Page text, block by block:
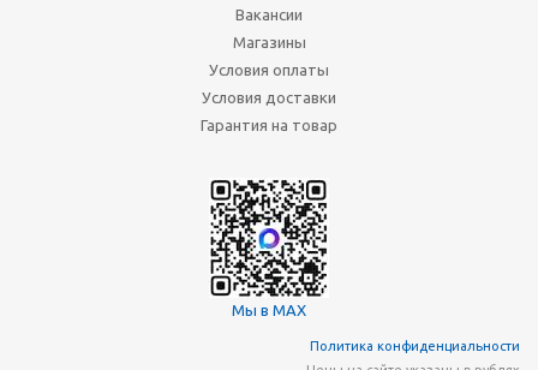
Вакансии
Магазины
Условия оплаты
Условия доставки
Гарантия на товар
Мы в MAX
Политика конфиденциальности